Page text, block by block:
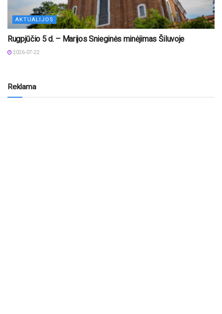
AKTUALIJOS
Rugpjūčio 5 d. – Marijos Snieginės minėjimas Šiluvoje
2026-07-22
Reklama